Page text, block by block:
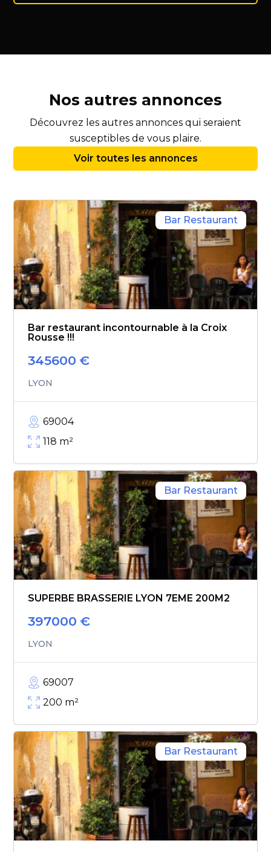
Nos autres annonces
Découvrez les autres annonces qui seraient
susceptibles de vous plaire.
Voir toutes les annonces
Bar Restaurant
Bar restaurant incontournable à la Croix
Rousse !!!
345600 €
LYON
69004
118 m²
Bar Restaurant
SUPERBE BRASSERIE LYON 7EME 200M2
397000 €
LYON
69007
200 m²
Bar Restaurant